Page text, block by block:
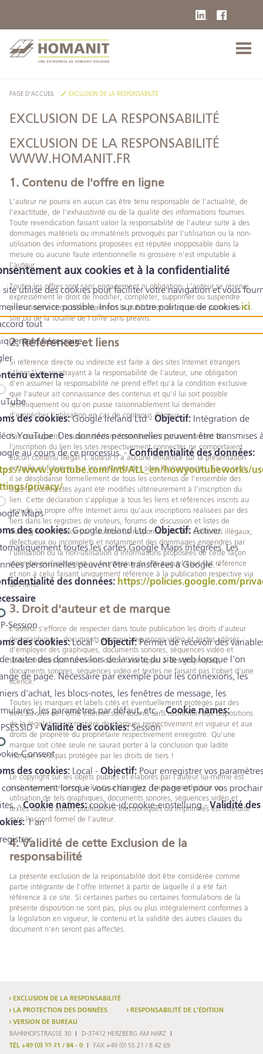
aux cookies et à la confidentialité
site utilise des cookies pour faciliter votre navigation et vous
service possible. Infos sur notre politique de cookiesici.
tout
nécessaire
externe
des cookies:Google Ireland Ltd - Objectif: Intégration de
YouTube. Des données personnelles peuvent être transmises
au cours de ce processus. - Confidentialité des données:
www.youtube.com/intl/ALL_en/howyoutubeworks/
privacy/
Maps
des cookies:Google Ireland Ltd -Objectif: Activer
toutes les cartes Google Maps intégrées. Les
personnelles peuvent être transférées à Google. -
des données: https://policies.google.com/
Session
des cookies:Local -Objectif:Permet de recevoir des
traiter des données lors de la visite du site web lorsque l'on
de page. Nécessaire par exemple pour les connexions, les
d'achat, les blocs-notes, les fenêtres de message, les
les paramètres par défaut, etc. -Cookie names:
-Validité des cookies:Session
Consent
des cookies: Local - Objectif: Pour enregistrer vos paramètres
consentement lorsque vous changez de page et pour vos
-Cookie names:cookie-id;cookie-einstellung -Validité des
1 an
PAGE D'ACCUEIL EXCLUSION DE LA RESPONSABILITÉ
EXCLUSION DE LA RESPONSABILITÉ
EXCLUSION DE LA RESPONSABILITÉ
WWW.HOMANIT.FR
1. Contenu de l'offre en ligne
L'auteur ne pourra en aucun cas être tenu responsable de l'actualité, de
l'exactitude, de l'exhaustivité ou de la qualité des informations fournies.
Toute revendication faisant valoir la responsabilité de l'auteur suite à des
dommages matériels ou immatériels provoqués par l'utilisation ou la non-
utilisation des informations proposées est réputée inopposable dans la
mesure où aucune faute intentionnelle ni grossière n'est imputable à
l'auteur.
Toutes les offres sont sans engagement ni obligation. L'auteur se réserve
expressément le droit de modifier, compléter, supprimer ou suspendre
provisoirement ou définitivement la publication de certaines parties du
site ou de la totalité de l'offre sans préavis.
2. Références et liens
Si référence directe ou indirecte est faite à des sites Internet étrangers
("liens") se soustrayant à la responsabilité de l'auteur, une obligation
d'en assumer la responsabilité ne prend effet qu'à la condition exclusive
que l'auteur ait connaissance des contenus et qu'il lui soit possible
techniquement ou qu'on puisse raisonnablement lui demander
d'empêcher l'utilisation en cas de contenus illégaux.
Par conséquent, l'auteur déclare formellement qu'au moment de
l'inscription du lien les sites respectivement connectés ne comportaient
aucun contenu illégal. L'auteur n'a aucune influence sur la présentation
actuelle et future ni sur les contenus des sites liés/connectés. En ce sens,
il se désolidarise formellement de tous les contenus de l'ensemble des
sites liés/connectés ayant été modifiés ultérieurement à l'inscription du
lien. Cette déclaration s'applique à tous les liens et références inscrits au
sein de sa propre offre Internet ainsi qu'aux inscriptions réalisées par des
tiers dans les registres de visiteurs, forums de discussion et listes de
mailing mis en place par l'auteur. La responsabilité des contenus illégaux,
défectueux ou incomplets et notamment des dommages engendrés par
l'utilisation ou la non-utilisation d'informations proposées de cette façon
incombe exclusivement au fournisseur du site auquel était fait référence
et non à celui faisant uniquement référence à la publication respective via
des liens.
3. Droit d'auteur et de marque
L'auteur s'efforce de respecter dans toute publication les droits d'auteur
des graphiques, documents sonores, séquences vidéo et textes utilisés,
d'employer des graphiques, documents sonores, séquences vidéo et
textes réalisés par lui-même ou de faire appel à des graphiques,
documents sonores, séquences vidéo et textes ne faisant pas l'objet d'une
licence.
Toutes les marques et labels cités et éventuellement protégés par des
tiers au sein de l'offre Internet sont soumis sans restriction aux dispositions
de la législation en matière de marques respectivement en vigueur et aux
droits de propriété du propriétaire respectivement enregistré. Qu'une
marque soit citée seule ne saurait porter à la conclusion que ladite
marque n'est pas protégée par les droits de tiers !
Le copyright sur les objets publiés et élaborés par l'auteur lui-même est
exclusivement réservé à l'auteur des sites. Toute reproduction ou
utilisation de tels graphiques, documents sonores, séquences vidéo et
textes dans d'autres publications électroniques ou imprimées est interdite
sans l'accord formel de l'auteur.
4. Validité de cette Exclusion de la
responsabilité
La présente exclusion de la responsabilité doit être considérée comme
partie intégrante de l'offre Internet à partir de laquelle il a été fait
référence à ce site. Si certaines parties ou certaines formulations de la
présente disposition ne sont pas, plus ou plus intégralement conformes à
la législation en vigueur, le contenu et la validité des autres clauses du
document n'en seront pas affectés.
EXCLUSION DE LA RESPONSABILITÉ
LA PROTECTION DES DONNÉES
RESPONSABILITÉ DE L'ÉDITION
VERSION DE BUREAU
BAHNHOFSTRASSE 30 D-37412 HERZBERG AM HARZ
TÉL +49 (0) 55 21 / 84 - 0 FAX +49 (0) 55 21 / 8 42 69